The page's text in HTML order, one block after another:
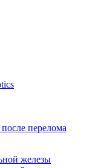
перелома
железы